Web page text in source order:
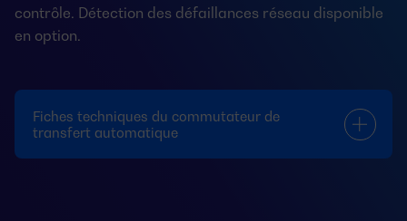
contrôle. Détection des défaillances réseau disponible
en option.
Fiches techniques du commutateur de
transfert automatique